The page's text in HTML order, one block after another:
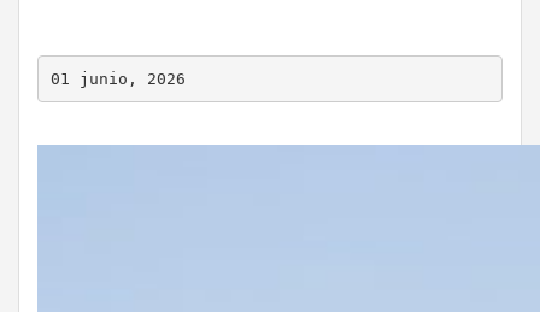
01 junio, 2026